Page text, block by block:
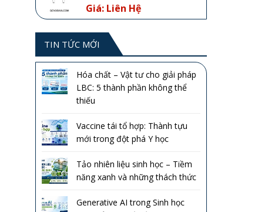
Giá: Liên Hệ
TIN TỨC MỚI
Hóa chất – Vật tư cho giải pháp
LBC: 5 thành phần không thể
thiếu
Vaccine tái tổ hợp: Thành tựu
mới trong đột phá Y học
Tảo nhiên liệu sinh học – Tiềm
năng xanh và những thách thức
Generative AI trong Sinh học